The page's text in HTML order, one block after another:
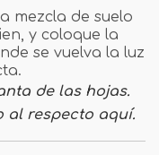
mezcla de suelo
y coloque la
se vuelva la luz
de las hojas.
al respecto aquí.